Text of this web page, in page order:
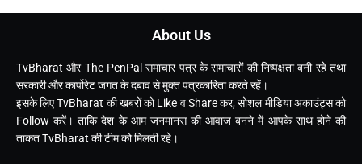
About Us
TvBharat और The PenPal समाचार पत्र के समाचारों की निष्पक्षता बनी रहे तथा
सरकारी और कार्पोरेट जगत के दबाव से मुक्त पत्रकारिता करते रहें।
इसके लिए TvBharat की खबरों को Like व Share कर, सोशल मीडिया अकाउंट्स को
Follow करें। ताकि देश के आम जनमानस की आवाज बनने में आपके साथ होने की
ताकत TvBharat की टीम को मिलती रहे।